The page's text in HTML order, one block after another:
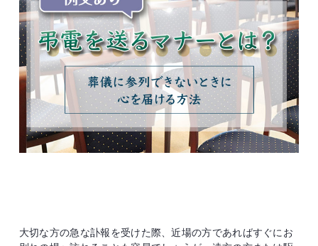
大切な方の急な訃報を受けた際、近場の方であればすぐにお